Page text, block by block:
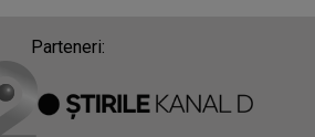
Parteneri: